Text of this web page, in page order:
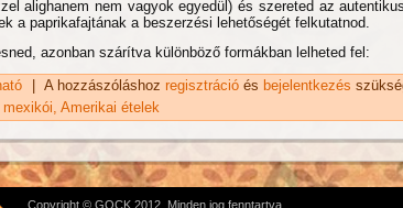
alighanem nem vagyok egyedül) és szereted az
a paprikafajtának a beszerzési lehetőségét felkutatnod.
azonban szárítva különböző formákban lelheted fel:
Guajillo paprika (Chile Guajillo) tartalommal kapcsolatosan
A hozzászóláshoz regisztráció és bejelentkezés
mexikói Amerikai ételek
Copyright © GOCK 2012. Minden jog fenntartva.